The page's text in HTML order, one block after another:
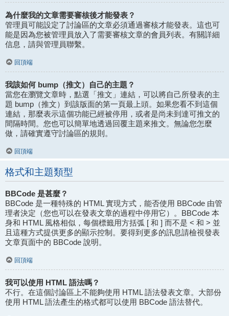
為什麼我的文章需要審核後才能發表？
管理員可能設定了討論區的文章必須通過審核才能發表。這也可
能是因為您被管理員放入了需要審核文章的會員列表。有關詳細
信息，請與管理員聯繫。
回頂端
我該如何 bump（推文）自己的主題？
當您在瀏覽文章時，點選「推文」連結，可以將自己所發表的主
題 bump（推文）到該版面的第一頁最上頭。如果您看不到這個
連結，那麼表示這個功能已經被停用，或者是尚未到達可推文的
間隔時間。您也可以簡單地透過回覆主題來推文。無論您怎麼
做，請確實遵守討論區的規則。
回頂端
格式和主題類型
BBCode 是甚麼？
BBCode 是一種特殊的 HTML 實現方式，能否使用 BBCode 由管
理者決定（您也可以在發表文章的過程中停用它）。BBCode 本
身和 HTML 風格相似，每個標籤用方括弧 [ 和 ] 而不是 < 和 > 並
且這種方式提供更多的顯示控制。要得到更多的訊息請檢視發表
文章頁面中的 BBCode 說明。
回頂端
我可以使用 HTML 語法嗎？
不行。在這個討論區上不能夠使用 HTML 語法發表文章。大部份
使用 HTML 語法產生的格式都可以使用 BBCode 語法替代。